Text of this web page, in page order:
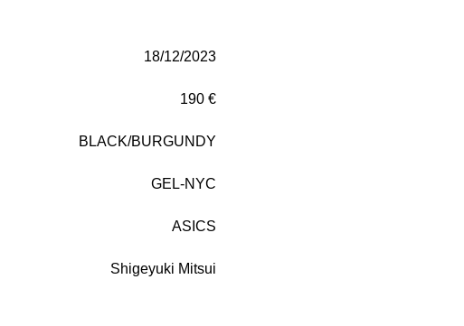
18/12/2023
190 €
BLACK/BURGUNDY
GEL-NYC
ASICS
Shigeyuki Mitsui